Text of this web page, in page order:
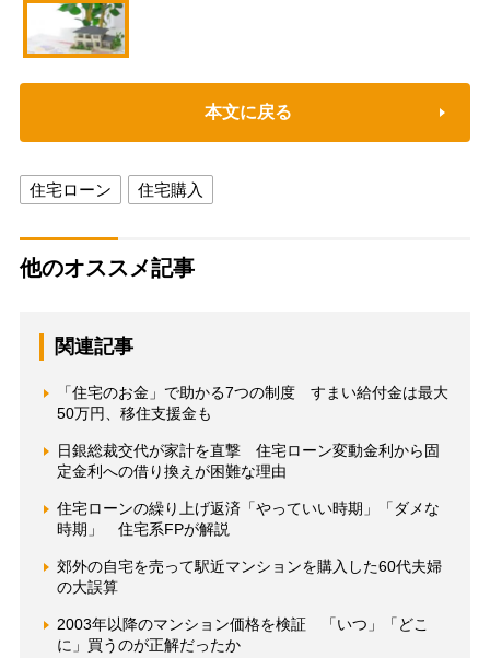
本文に戻る
住宅ローン 住宅購入
他のオススメ記事
関連記事
「住宅のお金」で助かる7つの制度 すまい給付金は最大
50万円、移住支援金も
日銀総裁交代が家計を直撃 住宅ローン変動金利から固
定金利への借り換えが困難な理由
住宅ローンの繰り上げ返済「やっていい時期」「ダメな
時期」 住宅系FPが解説
郊外の自宅を売って駅近マンションを購入した60代夫婦
の大誤算
2003年以降のマンション価格を検証 「いつ」「どこ
に」買うのが正解だったか